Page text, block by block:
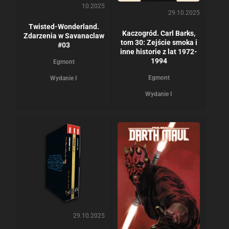
10.2025
Twisted-Wonderland.
Zdarzenia w Savanaclaw
#03
Egmont
Wydanie I
29.10.2025
Kaczogród. Carl Barks,
tom 30: Zejście smoka i
inne historie z lat 1972-
1994
Egmont
Wydanie I
29.10.2025